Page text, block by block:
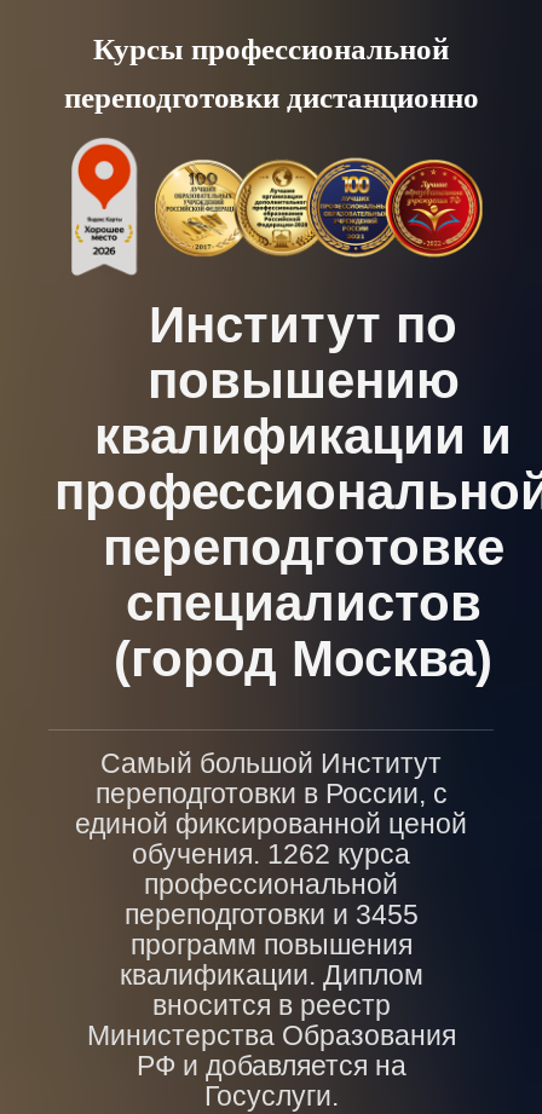
content
Курсы профессиональной
переподготовки дистанционно
Институт по
повышению
квалификации и
переподготовке
специалистов
(город Москва)
Самый большой Институт
переподготовки в России, с
единой фиксированной ценой
обучения. 1262 курса
профессиональной
переподготовки и 3455
программ повышения
квалификации. Диплом
вносится в реестр
Министерства Образования
РФ и добавляется на
Госуслуги.